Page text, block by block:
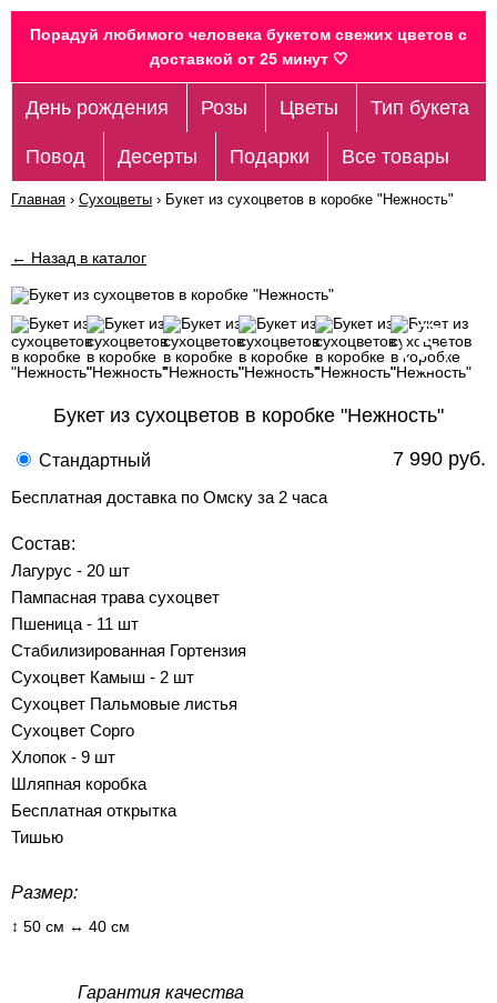
Порадуй любимого человека букетом свежих цветов c
доставкой от 25 минут 🤍
День рождения Розы Цветы Тип букета
Повод Десерты Подарки Все товары
Главная › Сухоцветы › Букет из сухоцветов в коробке "Нежность"
← Назад в каталог
Букет из сухоцветов в коробке "Нежность"
Стандартный 7 990 руб.
Бесплатная доставка по Омску за 2 часа
Состав:
Лагурус - 20 шт
Пампасная трава сухоцвет
Пшеница - 11 шт
Стабилизированная Гортензия
Сухоцвет Камыш - 2 шт
Сухоцвет Пальмовые листья
Сухоцвет Сорго
Хлопок - 9 шт
Шляпная коробка
Бесплатная открытка
Тишью
Размер:
↕ 50 см ↔ 40 см
Гарантия качества